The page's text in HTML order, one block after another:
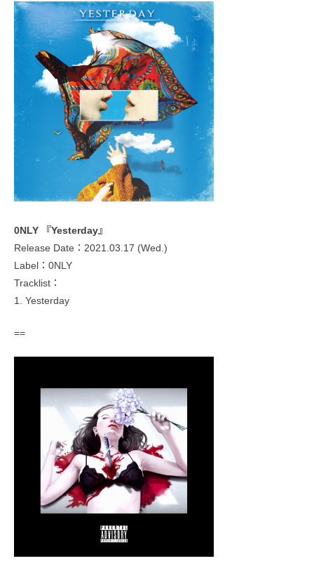
0NLY 『Yesterday』
Release Date：2021.03.17 (Wed.)
Label：0NLY
Tracklist：
1. Yesterday
==